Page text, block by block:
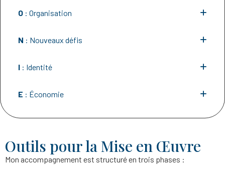
O : Organisation
N : Nouveaux défis
I : Identité
E : Économie
Outils pour la Mise en Œuvre
Mon accompagnement est structuré en trois phases :